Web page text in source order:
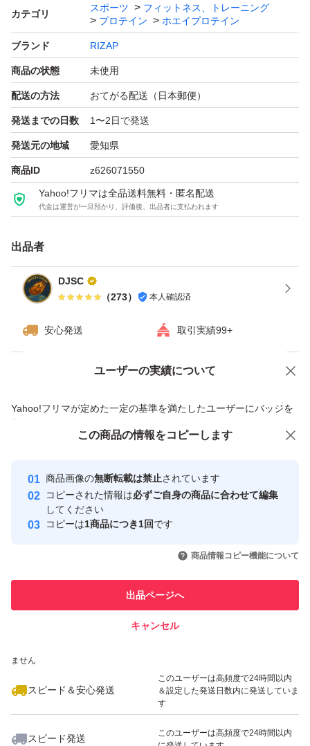
カテゴリ
スポーツ
フィットネス、トレーニング
プロテイン
ホエイプロテイン
ブランド RIZAP
商品の状態 未使用
配送の方法 おてがる配送（日本郵便）
発送までの日数 1〜2日で発送
発送元の地域 愛知県
商品ID z626071550
Yahoo!フリマは全品送料無料・匿名配送
代金は運営が一旦預かり、評価後、出品者に支払われます
出品者
DJSC
（273） 本人確認済
安心発送 取引実績99+
ユーザーの実績について
Yahoo!フリマが定めた一定の基準を満たしたユーザーにバッジを
付与しています
安心取引出品者
心・安全なユーザーです
取引実績
引を完了させた実績があります
での取引実績があります
ません
スピード＆安心発送
このユーザーは高頻度で24時間以内
＆設定した発送日数内に発送していま
す
スピード発送
このユーザーは高頻度で24時間以内
価格の相談 商品への質問
この商品の情報をコピーします
商品画像の無断転載は禁止されています
コピーされた情報は必ずご自身の商品に合わせて編集
してください
コピーは1商品につき1回です
商品情報コピー機能について
出品ページへ
キャンセル
この商品をみている人にオススメ